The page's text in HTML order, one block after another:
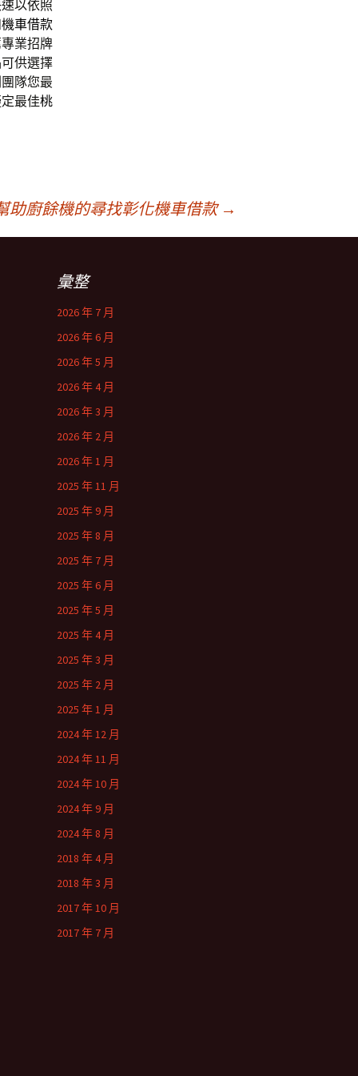
以依照
車借款
業招牌
供選擇
隊您最
最佳桃
助廚餘機的尋找彰化機車借款 →
彙整
2026 年 7 月
2026 年 6 月
2026 年 5 月
2026 年 4 月
2026 年 3 月
2026 年 2 月
2026 年 1 月
2025 年 11 月
2025 年 9 月
2025 年 8 月
2025 年 7 月
2025 年 6 月
2025 年 5 月
2025 年 4 月
2025 年 3 月
2025 年 2 月
2025 年 1 月
2024 年 12 月
2024 年 11 月
2024 年 10 月
2024 年 9 月
2024 年 8 月
2018 年 4 月
2018 年 3 月
2017 年 10 月
2017 年 7 月